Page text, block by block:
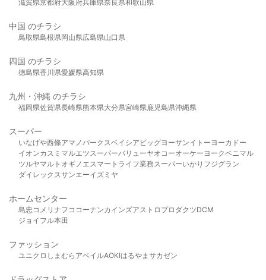
滋賀県京都府大阪府兵庫県奈良県和歌山県
中国 のチラシ
鳥取県島根県岡山県広島県山口県
四国 のチラシ
徳島県香川県愛媛県高知県
九州・沖縄 のチラシ
福岡県佐賀県長崎県熊本県大分県宮崎県鹿児島県沖縄県
スーパー
いなげや西條アマノパークスベイシア ビッグヨーサンイトーヨーカドー
イオンカスミ マルエツスーパーバリューヤオコーオーケー ヨークベニマル
ツルヤマルト オギノ エスマート ライフ業務スーパーいかり フジグラン
ダイレックスサンエーイズミヤ
ホームセンター
島忠 コメリ ナフコ コーナンカインズアストロプロダクツDCM
ジョイフル本田
ファッション
ユニクロ しまむら アベイルAOKIはるやま サカゼン